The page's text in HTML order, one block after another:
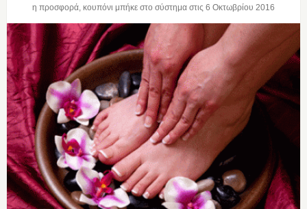
η προσφορά, κουπόνι μπήκε στο σύστημα στις 6 Οκτωβρίου 2016